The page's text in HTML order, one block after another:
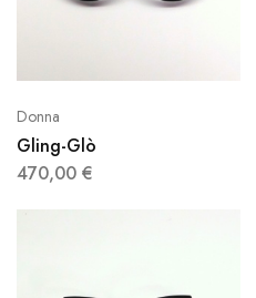
Donna
Gling-Glò
470,00 €